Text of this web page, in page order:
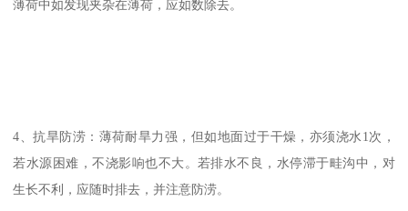
薄荷中如发现夹杂在薄荷，应如数除去。
4、抗旱防涝：薄荷耐旱力强，但如地面过于干燥，亦须浇水1次，
若水源困难，不浇影响也不大。若排水不良，水停滞于畦沟中，对
生长不利，应随时排去，并注意防涝。